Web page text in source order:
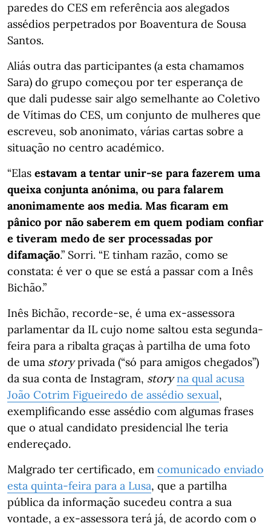
paredes do CES em referência aos alegados
assédios perpetrados por Boaventura de Sousa
Santos.
Aliás outra das participantes (a esta chamamos
Sara) do grupo começou por ter esperança de
que dali pudesse sair algo semelhante ao Coletivo
de Vítimas do CES, um conjunto de mulheres que
escreveu, sob anonimato, várias cartas sobre a
situação no centro académico.
“Elas estavam a tentar unir-se para fazerem uma
queixa conjunta anónima, ou para falarem
anonimamente aos media. Mas ficaram em
pânico por não saberem em quem podiam confiar
e tiveram medo de ser processadas por
difamação.” Sorri. “E tinham razão, como se
constata: é ver o que se está a passar com a Inês
Bichão.”
Inês Bichão, recorde-se, é uma ex-assessora
parlamentar da IL cujo nome saltou esta segunda-
feira para a ribalta graças à partilha de uma foto
de uma storyprivada (“só para amigos chegados”)
da sua conta de Instagram, story na qual acusa
João Cotrim Figueiredo de assédio sexual,
exemplificando esse assédio com algumas frases
que o atual candidato presidencial lhe teria
endereçado.
Malgrado ter certificado, em comunicado enviado
esta quinta-feira para a Lusa, que a partilha
pública da informação sucedeu contra a sua
vontade, a ex-assessora terá já, de acordo com o